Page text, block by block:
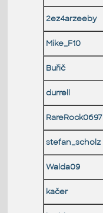
2ez4arzeeby
Mike_F10
Buřič
durrell
RareRock0697
stefan_scholz
Walda09
kačer